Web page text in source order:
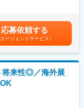
給とも連動しているた
ただけます。
企業への移籍も可能であ
ていただくことを叶えら
せていただく場合もござ
様々お話しできればと思
を学びます。化学系専
方は厚木エリアのプロ
月賃金はあくまでも目安
性があります。月給(月
応募依頼する
エージェントサービス）
将来性◎／海外展